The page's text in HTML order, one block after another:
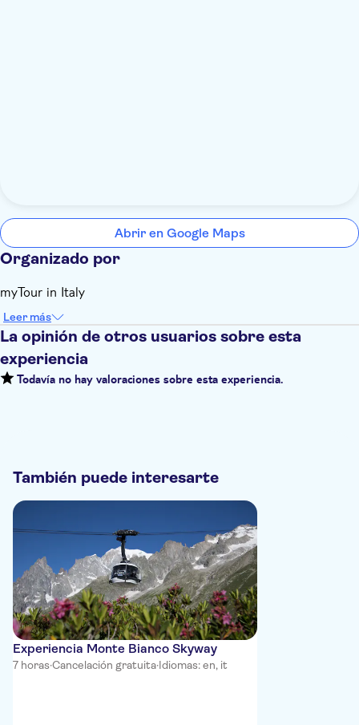
Abrir en Google Maps
Organizado por
myTour in Italy
Leer más
La opinión de otros usuarios sobre esta
experiencia
Todavía no hay valoraciones sobre esta experiencia.
También puede interesarte
Experiencia Monte Bianco Skyway
7 horas·Cancelación gratuita·Idiomas: en, it